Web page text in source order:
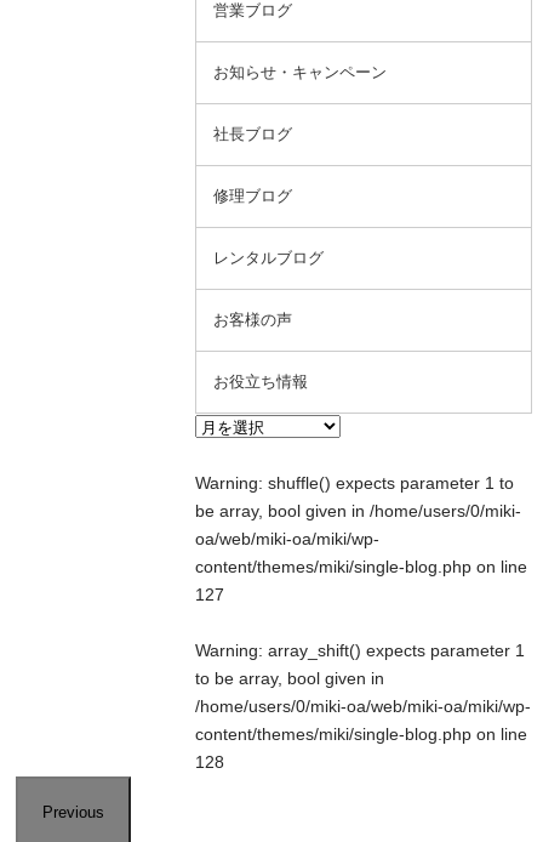
営業ブログ
お知らせ・キャンペーン
社長ブログ
修理ブログ
レンタルブログ
お客様の声
お役立ち情報
Warning: shuffle() expects parameter 1 to
be array, bool given in/home/users/0/miki-
oa/web/miki-oa/miki/wp-
content/themes/miki/single-blog.php on line
127
Warning: array_shift() expects parameter 1
to be array, bool given in
/home/users/0/miki-oa/web/miki-oa/miki/wp-
content/themes/miki/single-blog.php on line
128
Previous